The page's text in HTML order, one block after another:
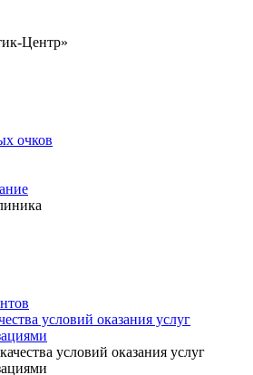
Центр»
очков
условий оказания услуг